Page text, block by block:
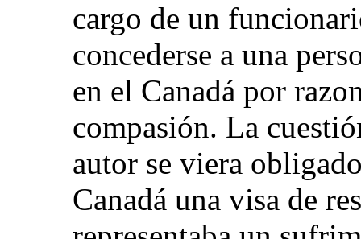
cargo de un
concederse a una
en el Canadá por
compasión. La
autor se viera
Canadá una visa de